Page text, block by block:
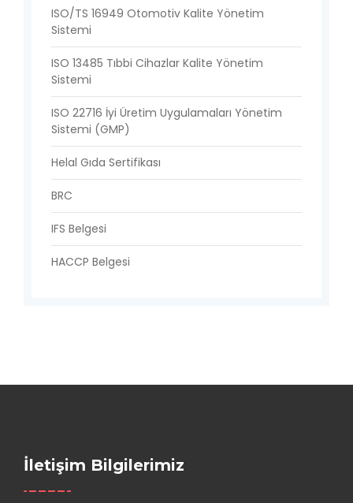
ISO/TS 16949 Otomotiv Kalite Yönetim
Sistemi
ISO 13485 Tıbbi Cihazlar Kalite Yönetim
Sistemi
ISO 22716 İyi Üretim Uygulamaları Yönetim
Sistemi (GMP)
Helal Gıda Sertifikası
BRC
IFS Belgesi
HACCP Belgesi
İletişim Bilgilerimiz